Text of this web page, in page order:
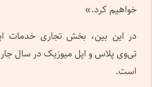
خواهیم کرد.»
در این بین، بخش تجاری خدمات
است.